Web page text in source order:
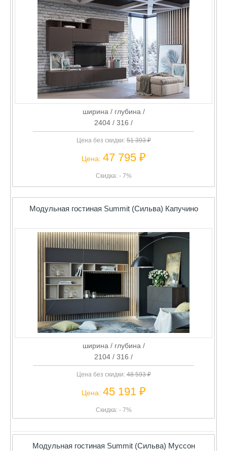
ширина / глубина /
2404 / 316 /
Цена без скидки:51 393 ₽
Цена: 47 795 ₽
Скидка: - 7%
Модульная гостиная Summit (Сильва) Капучино
ширина / глубина /
2104 / 316 /
Цена без скидки:48 593 ₽
Цена: 45 191 ₽
Скидка: - 7%
Модульная гостиная Summit (Сильва) Муссон